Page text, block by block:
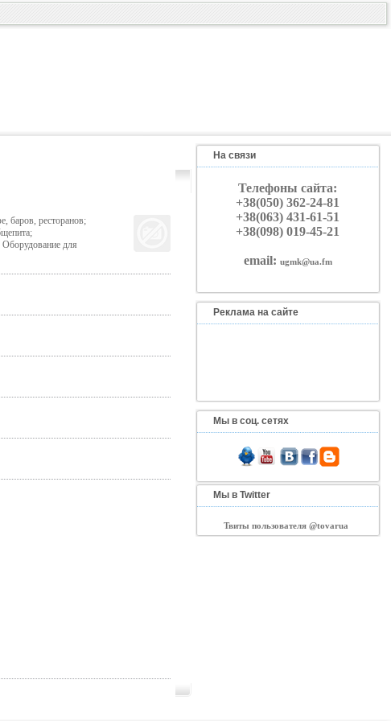
баров, ресторанов;
Оборудование для
На связи
Телефоны сайта:
+38(050) 362-24-81
+38(063) 431-61-51
+38(098) 019-45-21
email: ugmk@ua.fm
Реклама на сайте
Мы в соц. сетях
Мы в Twitter
Твиты пользователя @tovarua